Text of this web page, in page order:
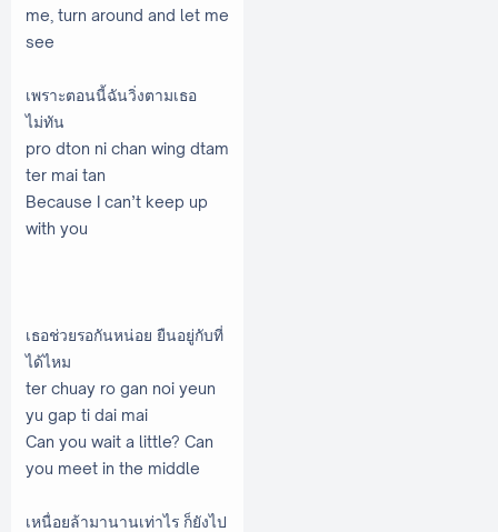
me, turn around and let me
see
เพราะตอนนี้ฉันวิ่งตามเธอ
ไม่ทัน
pro dton ni chan wing dtam
ter mai tan
Because I can’t keep up
with you
เธอช่วยรอกันหน่อย ยืนอยู่กับที่
ได้ไหม
ter chuay ro gan noi yeun
yu gap ti dai mai
Can you wait a little? Can
you meet in the middle
เหนื่อยล้ามานานเท่าไร ก็ยังไป